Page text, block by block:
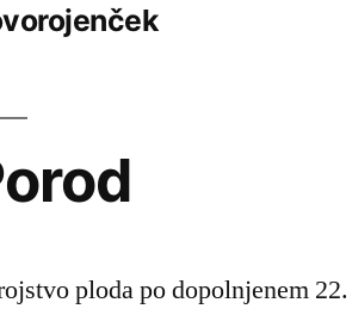
ploda po dopolnjenem